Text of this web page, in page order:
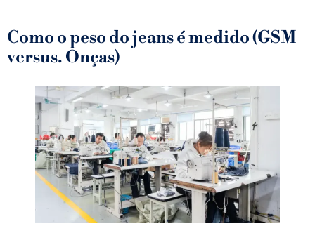
Como o peso do jeans é medido (GSM
versus. Onças)